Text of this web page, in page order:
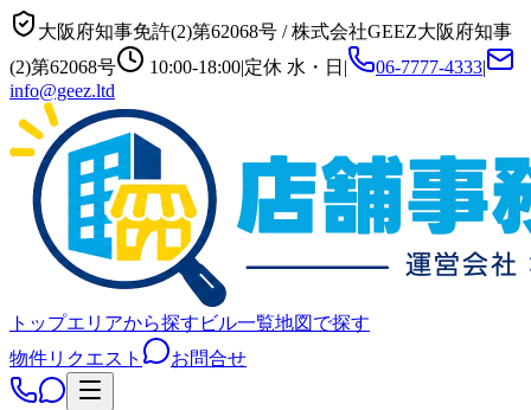
大阪府知事免許(2)第62068号 /株式会社GEEZ大阪府知事
(2)第62068号
10:00-18:00|定休 水・日 | 06-7777-4333|
info@geez.ltd
トップエリアから探す ビル一覧地図で探す
物件リクエスト
お問合せ